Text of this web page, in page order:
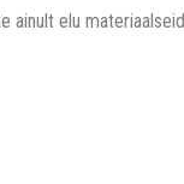
ainult elu materiaalseid